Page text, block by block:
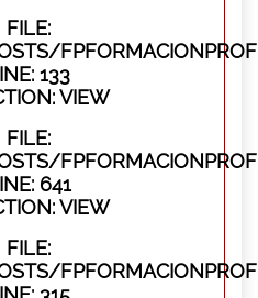
FILE:
133
VIEW
FILE:
641
VIEW
FILE: